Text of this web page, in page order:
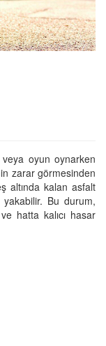
veya oyun oynarken
zarar görmesinden
altında kalan asfalt
yakabilir. Bu durum,
hatta kalıcı hasar